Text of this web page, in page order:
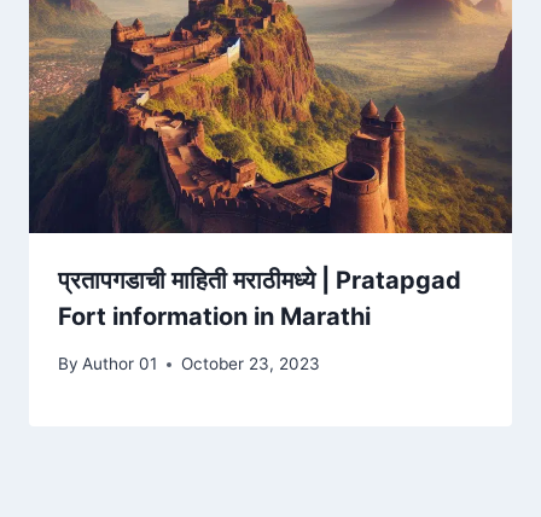
प्रतापगडाची माहिती मराठीमध्ये | Pratapgad
Fort information in Marathi
By Author 01 October 23, 2023